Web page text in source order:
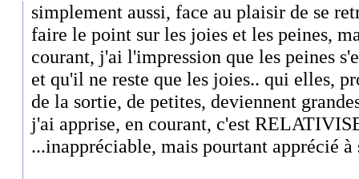
simplement aussi, face au plaisir de se
faire le point sur les joies et les peines,
courant, j'ai l'impression que les peines
et qu'il ne reste que les joies.. qui elles,
de la sortie, de petites, deviennent
j'ai apprise, en courant, c'est
...inappréciable, mais pourtant apprécié